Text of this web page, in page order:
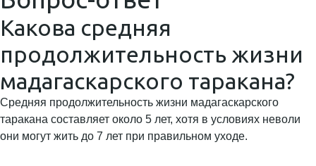
Какова средняя
продолжительность жизни
мадагаскарского таракана?
Средняя продолжительность жизни мадагаскарского
таракана составляет около 5 лет, хотя в условиях неволи
они могут жить до 7 лет при правильном уходе.